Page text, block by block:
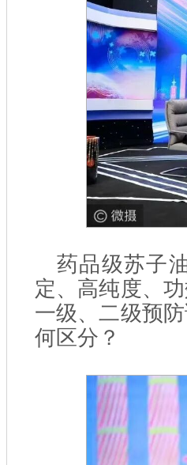
药品级苏子
定、高纯度、
一级、二级预
何区分？